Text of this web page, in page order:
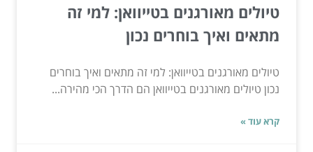
טיולים מאורגנים בטייוואן: למי זה
מתאים ואיך בוחרים נכון
טיולים מאורגנים בטייוואן: למי זה מתאים ואיך בוחרים
נכון טיולים מאורגנים בטייוואן הם הדרך הכי מהירה...
קרא עוד »